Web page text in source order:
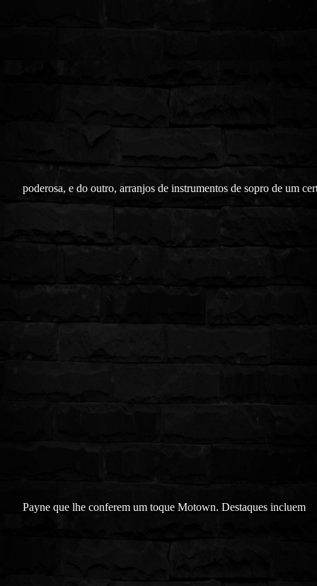
poderosa, e do outro, arranjos de instrumentos de sopro de um
Payne que lhe conferem um toque Motown. Destaques incluem